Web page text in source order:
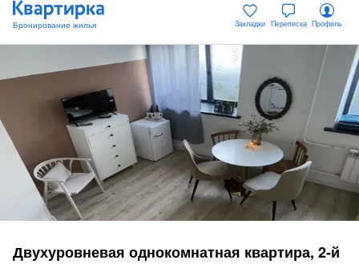
Закладки Переписка Профиль
Двухуровневая однокомнатная квартира, 2-й